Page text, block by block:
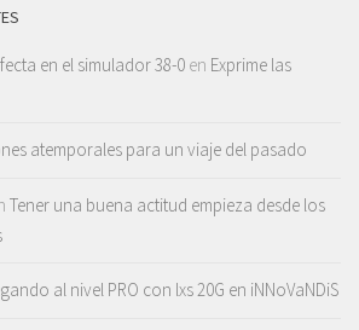
en el simulador 38-0 en Exprime las
atemporales para un viaje del pasado
Tener una buena actitud empieza desde los
al nivel PRO con lxs 20G en iNNoVaNDiS